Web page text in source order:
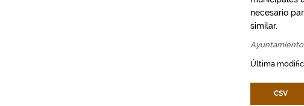
necesario
similar.
Última
CSV